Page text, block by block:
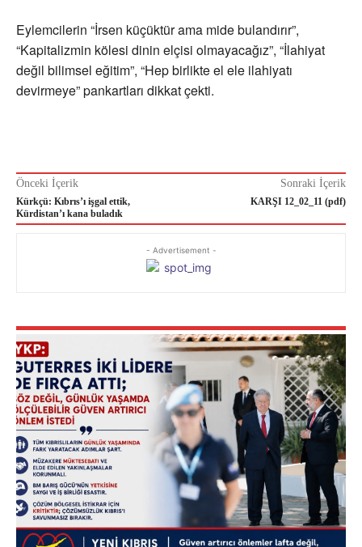
Eylemcilerin “İrsen küçüktür ama mide bulandırır”,
“Kapitalizmin kölesi dinin elçisi olmayacağız”, “İlahiyat
değil bilimsel eğitim”, “Hep birlikte el ele ilahiyatı
devirmeye” pankartları dikkat çekti.
Önceki İçerik
Kürkçü: Kıbrıs’ı işgal ettik,
Kürdistan’ı kana buladık
Sonraki İçerik
KARŞI 12_02_11 (pdf)
- Advertisement -